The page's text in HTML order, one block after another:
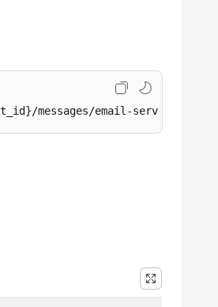
messages/email-serve